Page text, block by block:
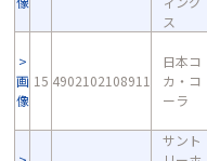
ス
画
像
15 4902102108911
日本コ
カ・コ
ーラ
サント